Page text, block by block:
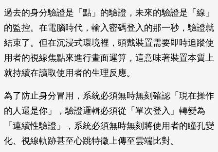
過去的身分驗證是「點」的驗證，未來的驗證是「線」
的監控。在電腦時代，輸入密碼登入的那一秒，驗證就
結束了。但在沉浸式環境裡，頭戴裝置需要即時追蹤使
用者的視線焦點來進行畫面運算，這意味著裝置本質上
就持續在讀取使用者的生理反應。
為了防止身分冒用，系統必須無時無刻確認「現在操作
的人還是你」，驗證邏輯必須從「單次登入」轉變為
「連續性驗證」，系統必須無時無刻將使用者的瞳孔變
化、視線軌跡甚至心跳特徵上傳至雲端比對。